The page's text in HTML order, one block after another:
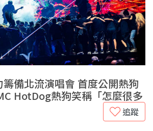
籌備北流演唱會 首度公開熱狗
HotDog熱狗笑稱「怎麼很多
追蹤